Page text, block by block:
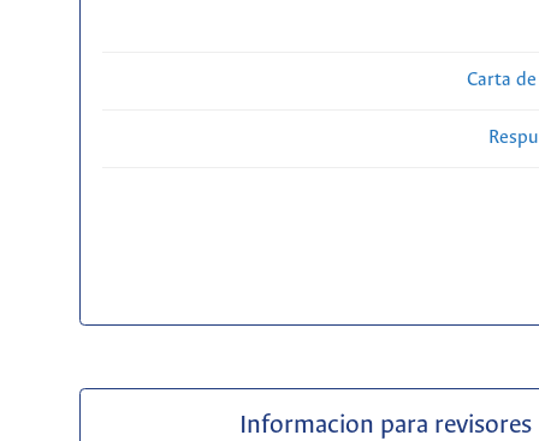
Carta
Informacion para revisores